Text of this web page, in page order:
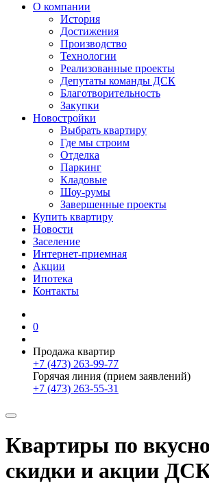
О компании
История
Достижения
Производство
Технологии
Реализованные проекты
Депутаты команды ДСК
Благотворительность
Закупки
Новостройки
Выбрать квартиру
Где мы строим
Отделка
Паркинг
Кладовые
Шоу-румы
Завершенные проекты
Купить квартиру
Новости
Заселение
Интернет-приемная
Акции
Ипотека
Контакты
0
Продажа квартир
+7 (473) 263-99-77
Горячая линия (прием заявлений)
+7 (473) 263-55-31
Квартиры по
скидки и акции